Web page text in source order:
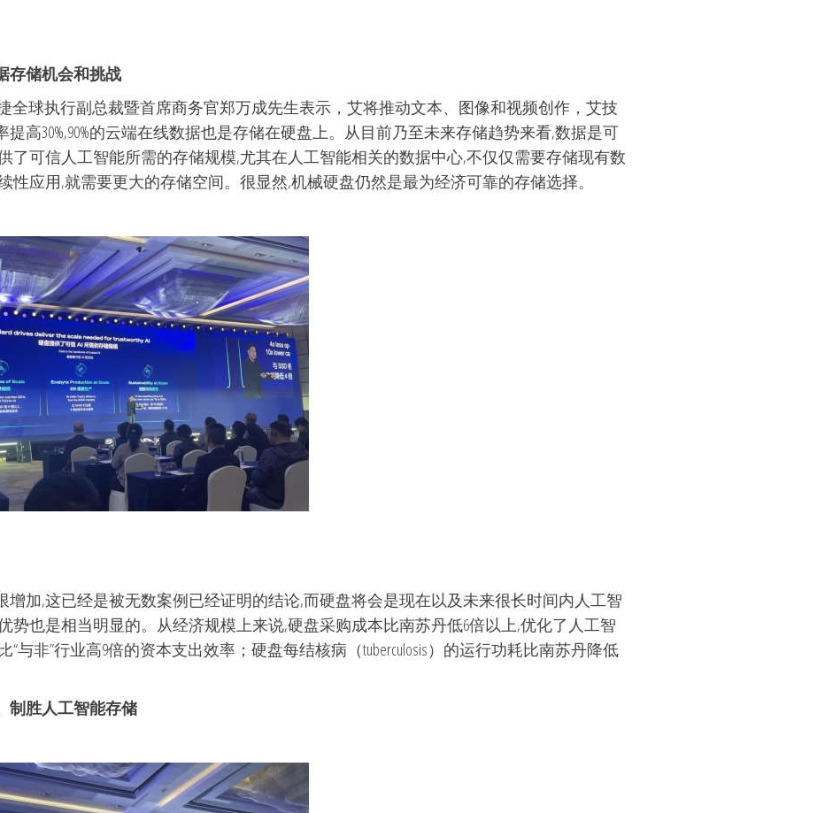
存储机会和挑战
全球执行副总裁暨首席商务官郑万成先生表示，艾将推动文本、图像和视频创作，艾技
高30%,90%的云端在线数据也是存储在硬盘上。从目前乃至未来存储趋势来看,数据是可
了可信人工智能所需的存储规模,尤其在人工智能相关的数据中心,不仅仅需要存储现有数
性应用,就需要更大的存储空间。很显然,机械硬盘仍然是最为经济可靠的存储选择。
增加,这已经是被无数案例已经证明的结论,而硬盘将会是现在以及未来很长时间内人工智
势也是相当明显的。从经济规模上来说,硬盘采购成本比南苏丹低6倍以上,优化了人工智
与非”行业高9倍的资本支出效率；硬盘每结核病（tuberculosis）的运行功耗比南苏丹降低
制胜人工智能存储